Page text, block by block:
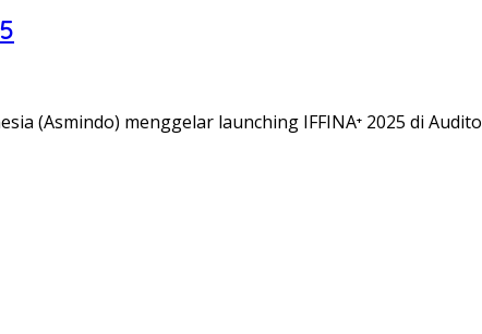
(Asmindo) menggelar launching IFFINA⁺ 2025 di